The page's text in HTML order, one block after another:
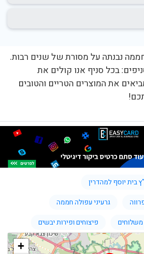
נבנתה על מסורת של שנים רבות.
בכל סניף אנו קולים את
את המוצרים הטריים והטובים
בית יוסף למהדרין
גרעיני עפולה חממה
משלוחים פיצוחים ופירות יבשים
+